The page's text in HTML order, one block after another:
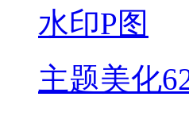
水印P图
主题美化